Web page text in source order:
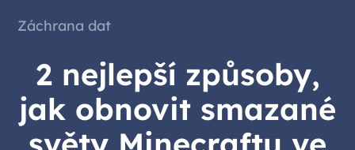
Záchrana dat
2 nejlepší způsoby,
jak obnovit smazané